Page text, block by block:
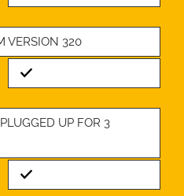
VERSION 320
Standard
UP FOR 3
Standard